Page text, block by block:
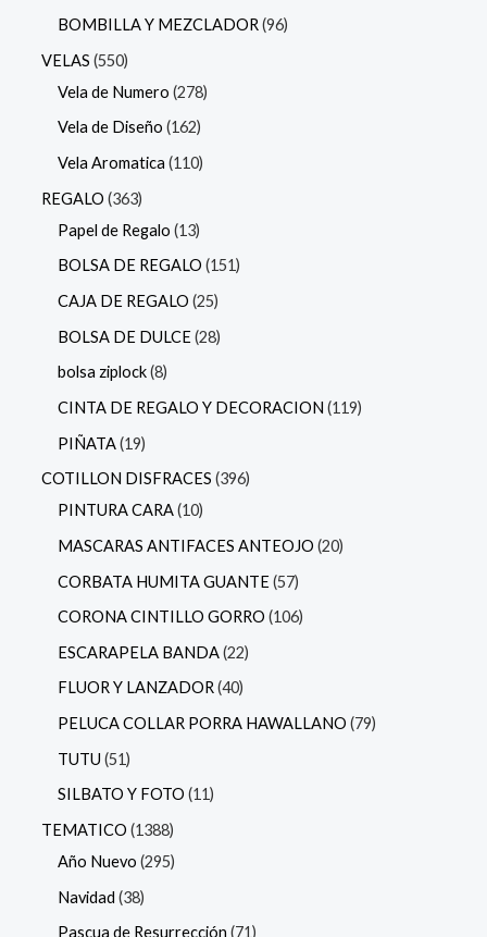
BOMBILLA Y MEZCLADOR 96
VELAS 550
Vela de Numero 278
Vela de Diseño 162
Vela Aromatica 110
REGALO 363
Papel de Regalo 13
BOLSA DE REGALO 151
CAJA DE REGALO 25
BOLSA DE DULCE 28
bolsa ziplock 8
CINTA DE REGALO Y DECORACION 119
PIÑATA 19
COTILLON DISFRACES 396
PINTURA CARA 10
MASCARAS ANTIFACES ANTEOJO 20
CORBATA HUMITA GUANTE 57
CORONA CINTILLO GORRO 106
ESCARAPELA BANDA 22
FLUOR Y LANZADOR 40
PELUCA COLLAR PORRA HAWALLANO 79
TUTU 51
SILBATO Y FOTO 11
TEMATICO 1388
Año Nuevo 295
Navidad 38
Pascua de Resurrección 71